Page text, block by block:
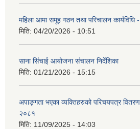
महिला आमा समूह गठन तथा परिचालन कार्यविधि
मिति: 04/20/2026 - 10:51
साना सिंचाई आयोजना संचालन निर्देशिका
मिति: 01/21/2026 - 15:15
अपाङ्गता भएका व्यक्तिहरुको परिचयपत्र वितरण
२०८१
मिति: 11/09/2025 - 14:03